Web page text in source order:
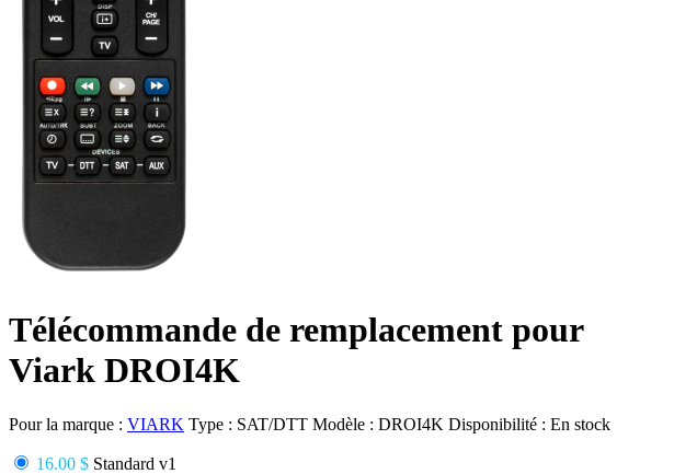
Télécommande de remplacement pour
Viark DROI4K
Pour la marque : VIARK Type : SAT/DTT Modèle : DROI4K Disponibilité : En stock
16.00 $ Standard v1